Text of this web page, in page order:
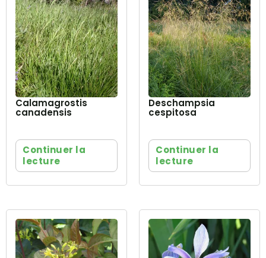
Calamagrostis
canadensis
Continuer la
lecture
Deschampsia
cespitosa
Continuer la
lecture